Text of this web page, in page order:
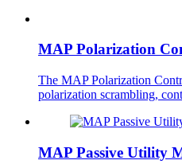
MAP Polarization
The MAP Polarization
polarization scrambling,
MAP Passive Utility